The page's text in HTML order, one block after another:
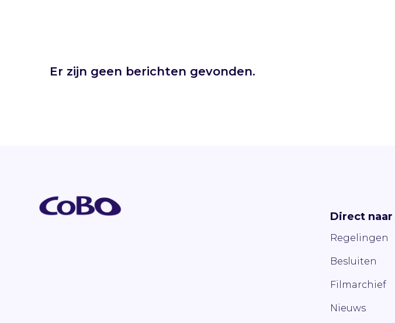
Er zijn geen berichten gevonden.
Direct naar
Regelingen
Besluiten
Filmarchief
Nieuws